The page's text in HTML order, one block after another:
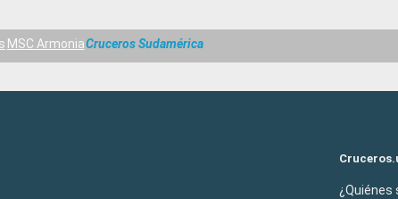
MSC ArmoniaCruceros Sudamérica
¿Quiénes